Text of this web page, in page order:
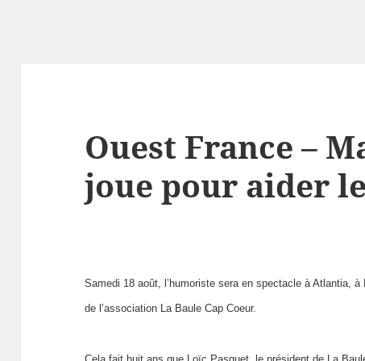
Ouest France –
joue pour aider
Samedi 18 août, l’humoriste sera en spectacle à Atlantia, à
de l’association La Baule Cap Coeur.